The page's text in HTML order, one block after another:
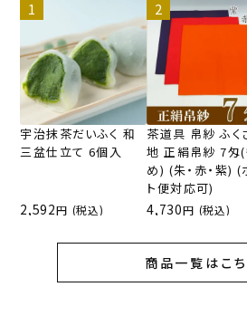
ると、宇治抹茶の上品な旨み
した。石臼挽きによって精製
てもキメ細やかで繊細な口当
した。
中の抹茶ガナッシュは、高級
レートと生クリームの濃厚で
がありました。ゆっくり、じ
けて、ちょうど良い甘味で、
苦みとのバランスがとても良
た。一粒でも満足感のある美
ど、しつこくないので、もう
コーヒーにも、紅茶にも、抹
も、ミルクにも合うと思いま
宇治抹茶だいふく 和
三盆仕立て 6個入
2,592 (税込)
茶道具 帛紗 ふく
地 正絹帛紗 7匁(
め) (朱・赤・紫) (
ト便対応可)
4,730 (税込)
商品一覧はこち